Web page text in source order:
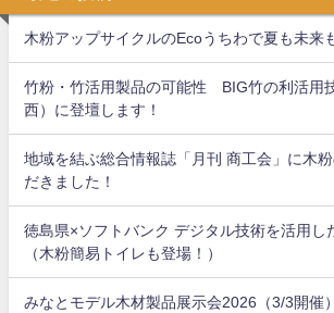
木粉アップサイクルのEcoうちわで夏も未来
竹粉・竹活用製品の可能性 BIG竹の利活用
西）に登壇します！
地域を結ぶ総合情報誌「月刊 商工会」に木
だきました！
徳島県×ソフトバンク デジタル技術を活用し
（木粉簡易トイレも登場！）
みなとモデル木材製品展示会2026（3/3開催